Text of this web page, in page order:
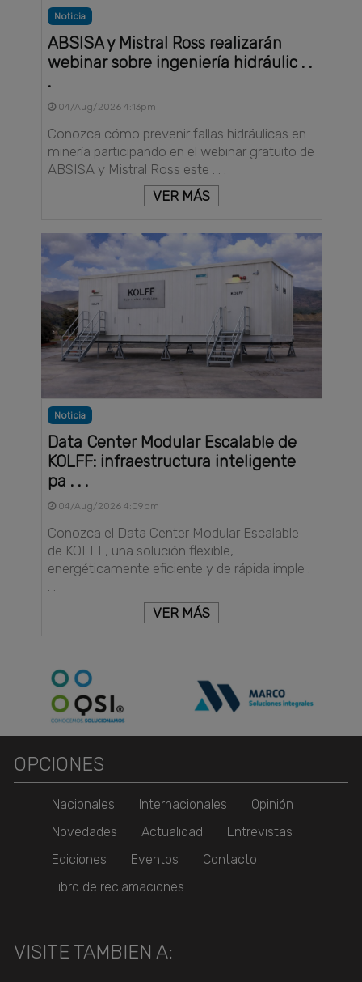
Noticia
ABSISA y Mistral Ross realizarán
webinar sobre ingeniería hidráulic . .
.
04/Aug/2026 4:13pm
Conozca cómo prevenir fallas hidráulicas en
minería participando en el webinar gratuito de
ABSISA y Mistral Ross este . . .
VER MÁS
Noticia
Data Center Modular Escalable de
KOLFF: infraestructura inteligente
pa . . .
04/Aug/2026 4:09pm
Conozca el Data Center Modular Escalable
de KOLFF, una solución flexible,
energéticamente eficiente y de rápida imple .
VER MÁS
OPCIONES
Nacionales Internacionales
Opinión
Novedades
Actualidad
Entrevistas
Ediciones
Eventos
Contacto
Libro de reclamaciones
VISITE TAMBIEN A: